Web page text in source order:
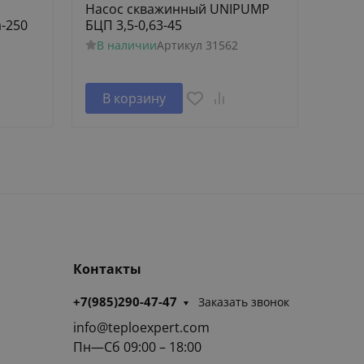
250
Насос скважинный UNIPUMP
БЦП 3,5-0,63-45
В наличииАртикул 31562
В корзину
Контакты
+7(985)290-47-47 Заказать звонок
info@teploexpert.com
Пн—Сб 09:00 – 18:00